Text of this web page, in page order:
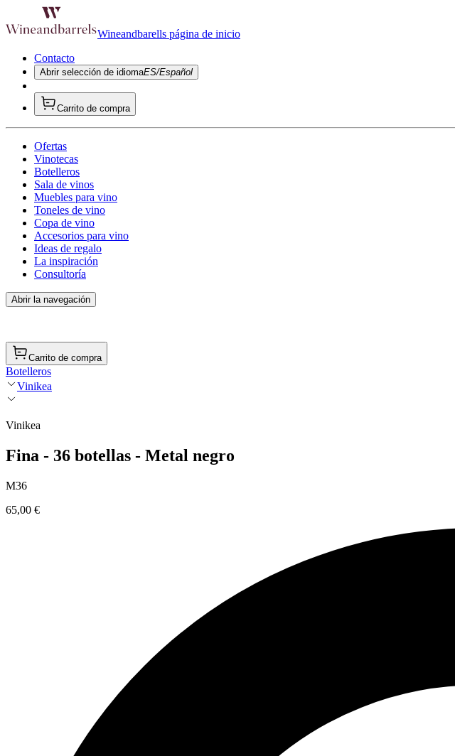
Wineandbarells página de inicio
Contacto
Abrir selección de idiomaES/Español
Carrito de compra
Ofertas
Vinotecas
Botelleros
Sala de vinos
Muebles para vino
Toneles de vino
Copa de vino
Accesorios para vino
Ideas de regalo
La inspiración
Consultoría
Abrir la navegación
Carrito de compra
Botelleros
Vinikea
Vinikea
Fina - 36 botellas - Metal negro
M36
65,00 €